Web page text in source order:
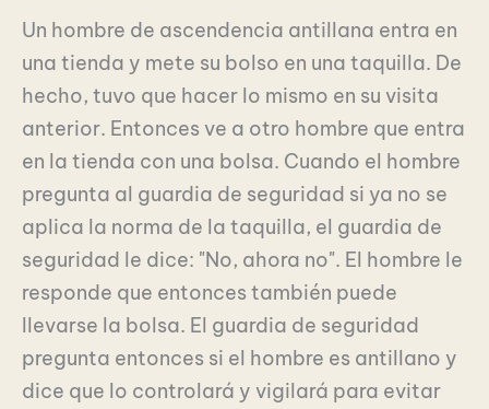
Un hombre de ascendencia antillana entra en
una tienda y mete su bolso en una taquilla. De
hecho, tuvo que hacer lo mismo en su visita
anterior. Entonces ve a otro hombre que entra
en la tienda con una bolsa. Cuando el hombre
pregunta al guardia de seguridad si ya no se
aplica la norma de la taquilla, el guardia de
seguridad le dice: "No, ahora no". El hombre le
responde que entonces también puede
llevarse la bolsa. El guardia de seguridad
pregunta entonces si el hombre es antillano y
dice que lo controlará y vigilará para evitar